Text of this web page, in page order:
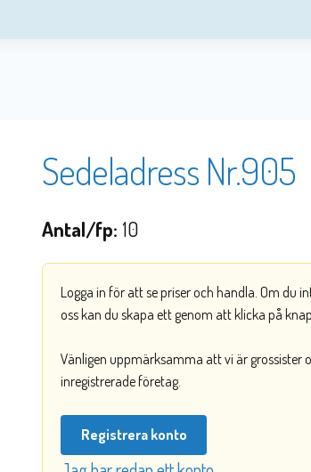
Sedeladress Nr.905
Antal/fp: 10
Logga in för att se priser och handla. Om du
oss kan du skapa ett genom att klicka på
Vänligen uppmärksamma att vi är grossister
inregistrerade företag.
Registrera konto